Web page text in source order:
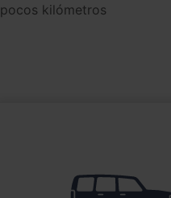
pocos kilómetros